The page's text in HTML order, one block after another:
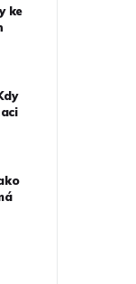
ke